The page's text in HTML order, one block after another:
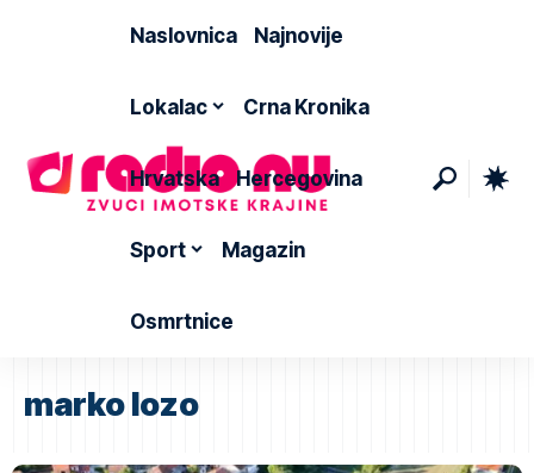
Naslovnica Najnovije
Lokalac Crna Kronika
Hrvatska Hercegovina
Sport Magazin
Osmrtnice
marko lozo